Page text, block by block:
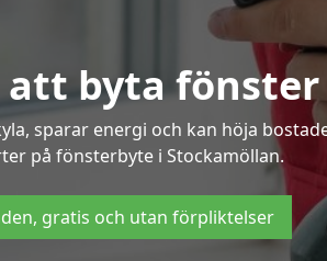
att byta
sparar energi och kan höja
på fönsterbyte i Stockamöllan.
gratis och utan förpliktelser